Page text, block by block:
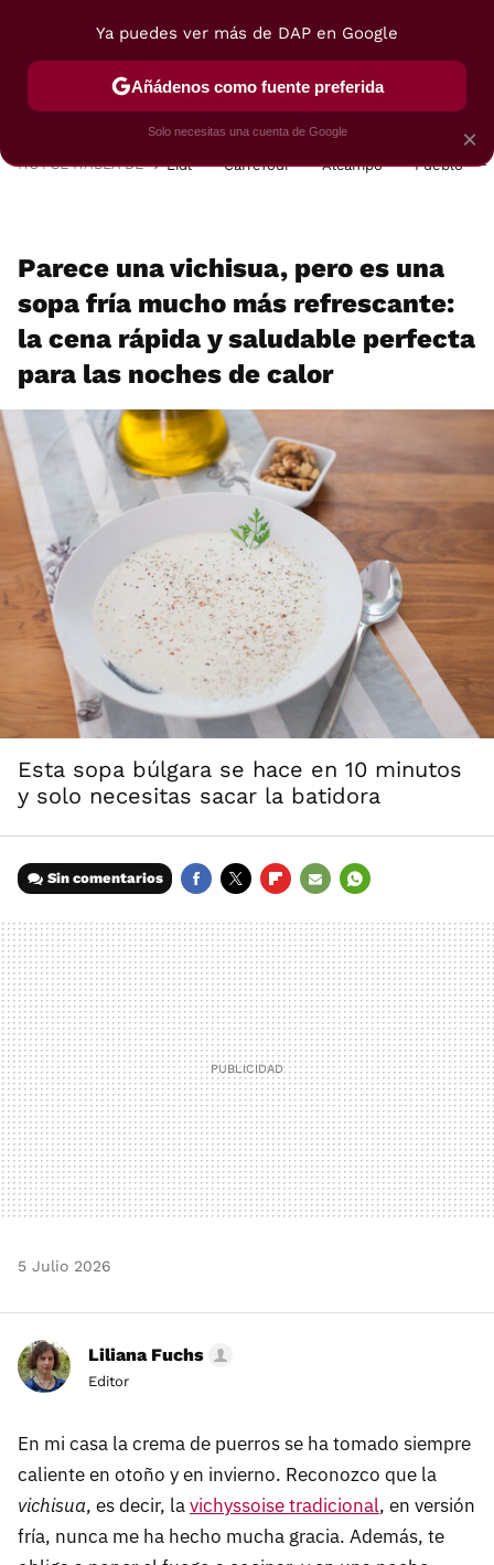
POSTRES VIAJES SELECCIÓN VEGUI
HOY SE HABLA DE Lidl Carrefour Alcampo Pueblo
Parece una vichisua, pero es una
sopa fría mucho más refrescante:
la cena rápida y saludable perfecta
para las noches de calor
Esta sopa búlgara se hace en 10 minutos
y solo necesitas sacar la batidora
Sin comentarios
MAIL
5 Julio 2026
Liliana Fuchs
Editor
En mi casa la crema de puerros se ha tomado siempre
caliente en otoño y en invierno. Reconozco que la
vichisua, es decir, lavichyssoise tradicional, en versión
fría, nunca me ha hecho mucha gracia. Además, te
×
Ya puedes ver más de DAP en Google
Añádenos como fuente preferida
Solo necesitas una cuenta de Google